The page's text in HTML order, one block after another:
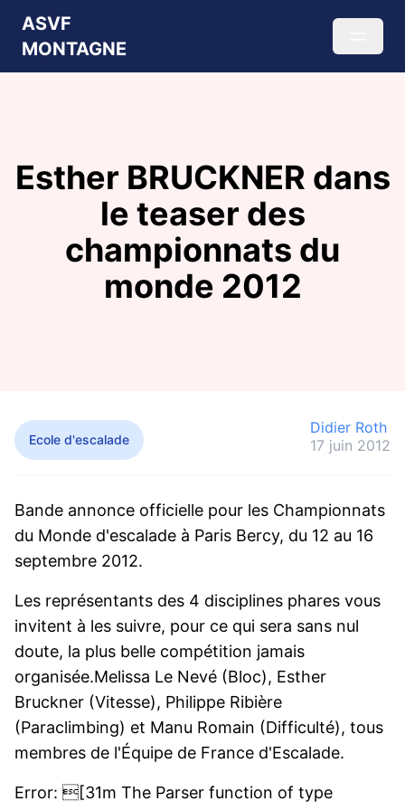
ASVF
MONTAGNE
Esther BRUCKNER dans
le teaser des
championnats du
monde 2012
Ecole d'escalade
Didier Roth
17 juin 2012
Bande annonce officielle pour les Championnats
du Monde d'escalade à Paris Bercy, du 12 au 16
septembre 2012.
Les représentants des 4 disciplines phares vous
invitent à les suivre, pour ce qui sera sans nul
doute, la plus belle compétition jamais
organisée.Melissa Le Nevé (Bloc), Esther
Bruckner (Vitesse), Philippe Ribière
(Paraclimbing) et Manu Romain (Difficulté), tous
membres de l'Équipe de France d'Escalade.
Error: [31m The Parser function of type